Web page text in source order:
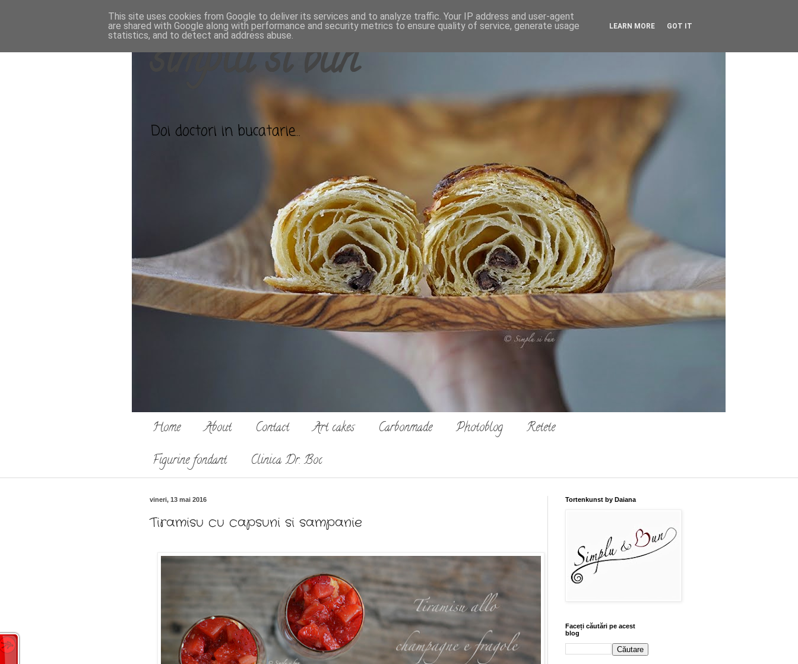
simplu si bun
Doi doctori in bucatarie...
Home About Contact Art cakes Carbonmade Photoblog
Retete
Figurine fondant
Clinica Dr. Boc
vineri, 13 mai 2016
Tiramisu cu capsuni si sampanie
Tortenkunst by Daiana
Faceți căutări pe acest
blog
This site uses cookies from Google to deliver its services and to analyze traffic. Your IP address and user-agent
are shared with Google along with performance and security metrics to ensure quality of service, generate usage
statistics, and to detect and address abuse.
LEARN MORE GOT IT